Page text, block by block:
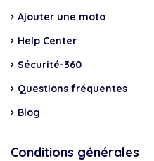
Ajouter une moto
Help Center
Sécurité-360
Questions fréquentes
Blog
Conditions générales